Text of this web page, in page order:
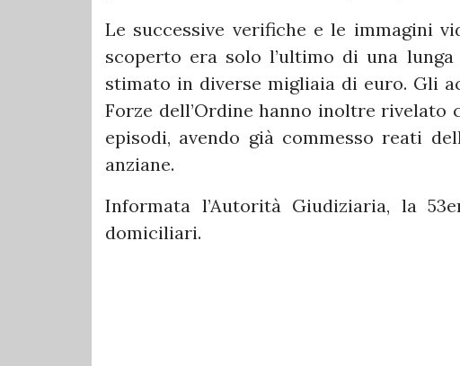
Le successive verifiche e le immagini
scoperto era solo l’ultimo di una
stimato in diverse migliaia di euro. Gli
Forze dell’Ordine hanno inoltre rivelato
episodi, avendo già commesso reati
anziane.
Informata l’Autorità Giudiziaria, la
domiciliari.